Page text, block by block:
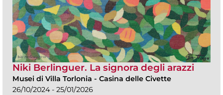
Niki Berlinguer. La signora degli arazzi
Musei di Villa Torlonia - Casina delle Civette
26/10/2024 - 25/01/2026